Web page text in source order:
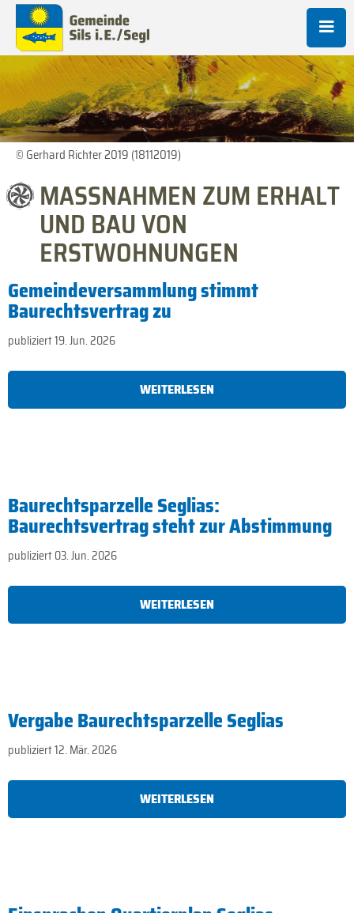
© Gerhard Richter 2019 (18112019)
MASSNAHMEN ZUM ERHALT
UND BAU VON
ERSTWOHNUNGEN
Gemeindeversammlung stimmt
Baurechtsvertrag zu
publiziert 19. Jun. 2026
WEITERLESEN
Baurechtsparzelle Seglias:
Baurechtsvertrag steht zur Abstimmung
publiziert 03. Jun. 2026
WEITERLESEN
Vergabe Baurechtsparzelle Seglias
publiziert 12. Mär. 2026
WEITERLESEN